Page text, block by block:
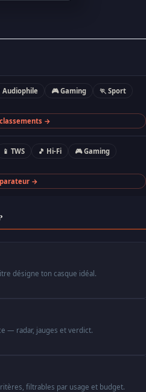
Audiophile 🎮 Gaming
🏃 Sport
→
📱 TWS 🎵 Hi-Fi
🎮 Gaming
→
désigne ton casque idéal.
— radar, jauges et verdict.
filtrables par usage et budget.